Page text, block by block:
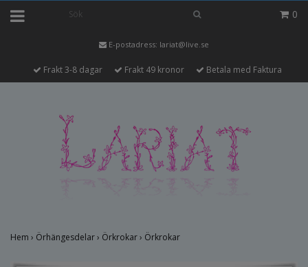
0
E-postadress: lariat@live.se
Frakt 3-8 dagar Frakt 49 kronor Betala med Faktura
Hem › Örhängesdelar› Örkrokar› Örkrokar